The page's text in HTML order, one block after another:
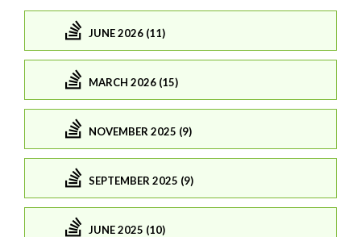
JUNE 2026 (11)
MARCH 2026 (15)
NOVEMBER 2025 (9)
SEPTEMBER 2025 (9)
JUNE 2025 (10)